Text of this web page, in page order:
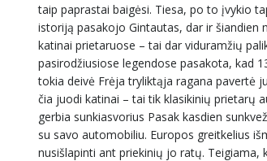
taip paprastai baigėsi. Tiesa, po to įvykio
istoriją pasakojo Gintautas, dar ir šiandien
katinai prietaruose – tai dar viduramžių
pasirodžiusiose legendose pasakota, kad
tokia deivė Frėja tryliktąja ragana pavertė
čia juodi katinai – tai tik klasikinių prietarų
gerbia sunkiasvorius Pasak kasdien
su savo automobiliu. Europos greitkelius
nusišlapinti ant priekinių jo ratų. Teigiama,